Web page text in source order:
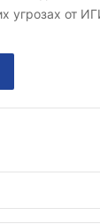
угрозах от